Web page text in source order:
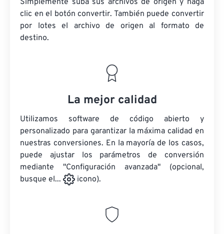
Simplemente suba sus archivos de origen y haga
clic en el botón convertir. También puede convertir
por lotes el archivo de origen al formato de
destino.
La mejor calidad
Utilizamos software de código abierto y
personalizado para garantizar la máxima calidad en
nuestras conversiones. En la mayoría de los casos,
puede ajustar los parámetros de conversión
mediante "Configuración avanzada" (opcional,
busque el...
icono).